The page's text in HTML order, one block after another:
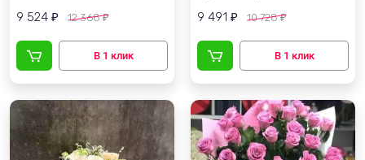
9 524 ₽ 12 368₽ 9 491 ₽ 10 728₽